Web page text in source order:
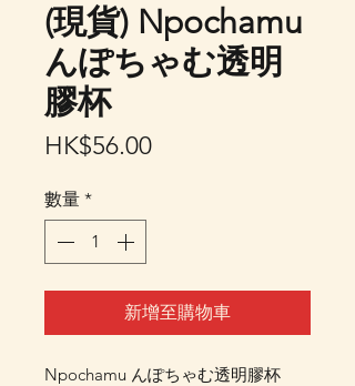
(現貨) Npochamu
んぽちゃむ透明
膠杯
HK$56.00價
數量 *
新增至購物車
Npochamu んぽちゃむ透明膠杯